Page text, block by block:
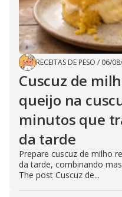
RECEITAS DE PESO / 06/
Cuscuz de
queijo na
minutos que
da tarde
Prepare cuscuz de milho
da tarde, combinando
The post Cuscuz de...